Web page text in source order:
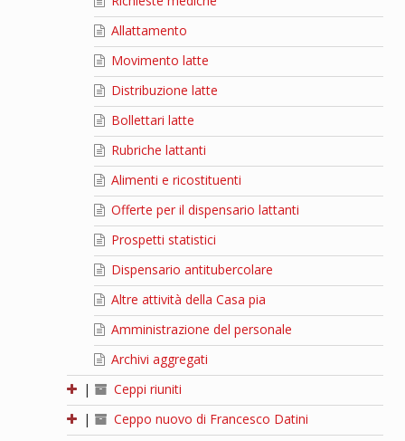
Allattamento
Movimento latte
Distribuzione latte
Bollettari latte
Rubriche lattanti
Alimenti e ricostituenti
Offerte per il dispensario lattanti
Prospetti statistici
Dispensario antitubercolare
Altre attività della Casa pia
Amministrazione del personale
Archivi aggregati
|
Ceppi riuniti
|
Ceppo nuovo di Francesco Datini